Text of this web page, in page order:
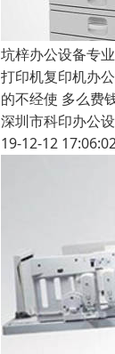
坑梓办公设备专
打印机复印机办
的不经使 多么费
深圳市科印办公
19-12-12